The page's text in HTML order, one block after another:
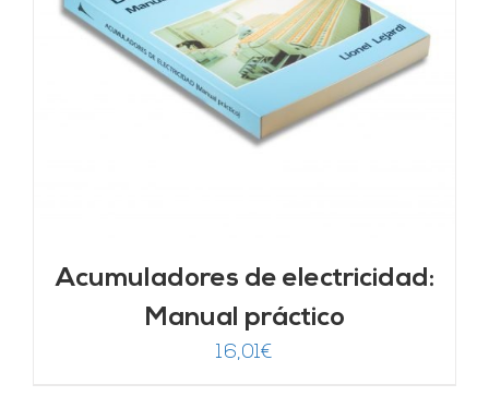
Acumuladores de electricidad:
Manual práctico
16,01€